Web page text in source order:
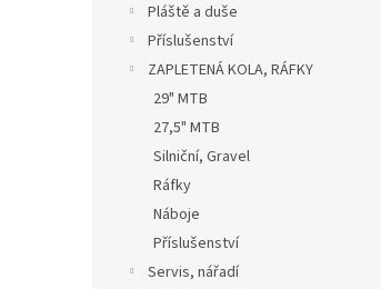
Pláště a duše
Příslušenství
ZAPLETENÁ KOLA, RÁFKY
29" MTB
27,5" MTB
Silniční, Gravel
Ráfky
Náboje
Příslušenství
Servis, nářadí